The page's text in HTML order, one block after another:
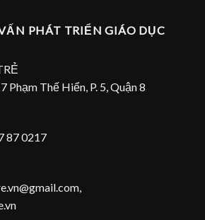
tại
sư
nhà
PHÁT TRIỂN GIÁO DỤC
Phạm Thế Hiển, P. 5, Quận 8
87 0217